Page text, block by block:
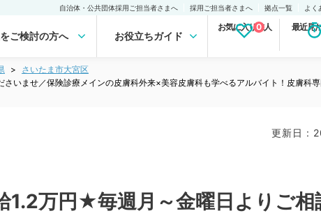
自治体・公共団体採用ご担当者さまへ 採用ご担当者さまへ 拠点一覧 よく
ご検討の方へ お役立ちガイド
お気に入り求人
0 最近見
さいたま市大宮区
いませ／保険診療メインの皮膚科外来×美容皮膚科も学べるアルバイト！皮膚科
更新日 :
1.2万円★毎週月～金曜日よりご